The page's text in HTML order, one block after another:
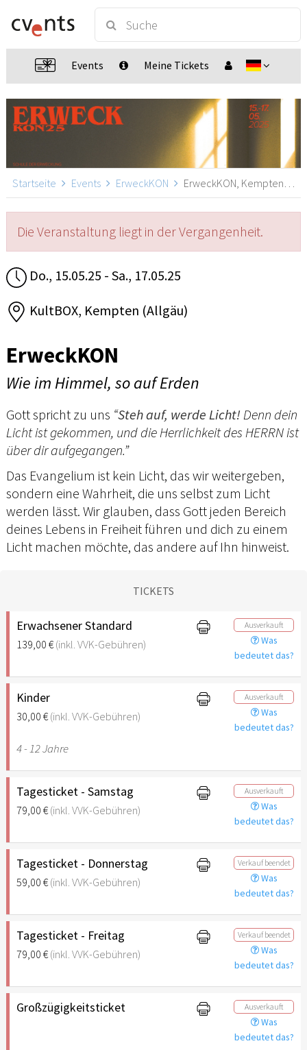
Events Meine Tickets
Startseite Events ErweckKON ErweckKON, Kempten (Allgäu)
Die Veranstaltung liegt in der Vergangenheit.
Do., 15.05.25 - Sa., 17.05.25
KultBOX, Kempten (Allgäu)
ErweckKON
Wie im Himmel, so auf Erden
Gott spricht zu uns “Steh auf, werde Licht! Denn dein
Licht ist gekommen, und die Herrlichkeit des HERRN ist
über dir aufgegangen.”
Das Evangelium ist kein Licht, das wir weitergeben,
sondern eine Wahrheit, die uns selbst zum Licht
werden lässt. Wir glauben, dass Gott jeden Bereich
deines Lebens in Freiheit führen und dich zu einem
Licht machen möchte, das andere auf Ihn hinweist.
TICKETS
Erwachsener Standard
139,00 €(inkl. VVK-Gebühren)
Ausverkauft
Was
bedeutet das?
Kinder
30,00 €(inkl. VVK-Gebühren)
Ausverkauft
Was
bedeutet das?
4 - 12 Jahre
Tagesticket - Samstag
79,00 €(inkl. VVK-Gebühren)
Ausverkauft
Was
bedeutet das?
Tagesticket - Donnerstag
59,00 €(inkl. VVK-Gebühren)
Verkauf beendet
Was
bedeutet das?
Tagesticket - Freitag
79,00 €(inkl. VVK-Gebühren)
Verkauf beendet
Was
bedeutet das?
Großzügigkeitsticket Ausverkauft
Was
bedeutet das?